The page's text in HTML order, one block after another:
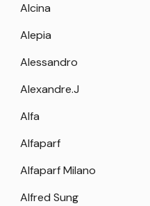
Alcina
Alepia
Alessandro
Alexandre.J
Alfa
Alfaparf
Alfaparf Milano
Alfred Sung